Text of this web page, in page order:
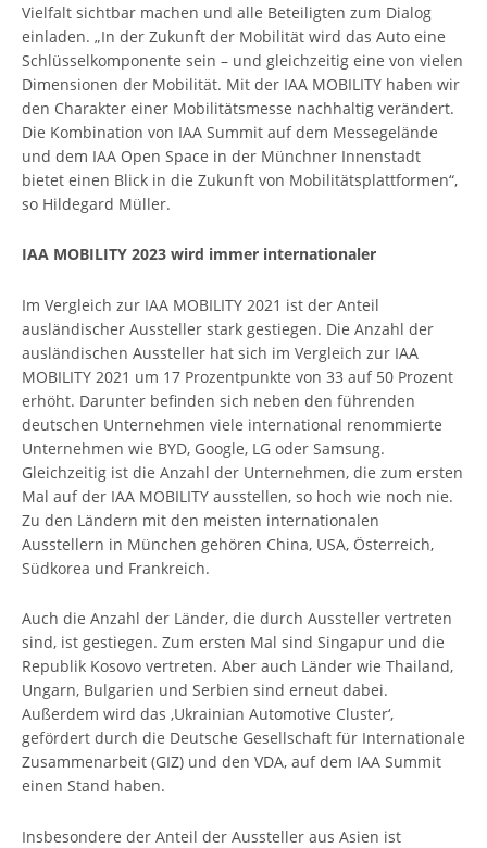
Vielfalt sichtbar machen und alle Beteiligten zum Dialog
einladen. „In der Zukunft der Mobilität wird das Auto eine
Schlüsselkomponente sein – und gleichzeitig eine von vielen
Dimensionen der Mobilität. Mit der IAA MOBILITY haben wir
den Charakter einer Mobilitätsmesse nachhaltig verändert.
Die Kombination von IAA Summit auf dem Messegelände
und dem IAA Open Space in der Münchner Innenstadt
bietet einen Blick in die Zukunft von Mobilitätsplattformen“,
so Hildegard Müller.
IAA MOBILITY 2023 wird immer internationaler
Im Vergleich zur IAA MOBILITY 2021 ist der Anteil
ausländischer Aussteller stark gestiegen. Die Anzahl der
ausländischen Aussteller hat sich im Vergleich zur IAA
MOBILITY 2021 um 17 Prozentpunkte von 33 auf 50 Prozent
erhöht. Darunter befinden sich neben den führenden
deutschen Unternehmen viele international renommierte
Unternehmen wie BYD, Google, LG oder Samsung.
Gleichzeitig ist die Anzahl der Unternehmen, die zum ersten
Mal auf der IAA MOBILITY ausstellen, so hoch wie noch nie.
Zu den Ländern mit den meisten internationalen
Ausstellern in München gehören China, USA, Österreich,
Südkorea und Frankreich.
Auch die Anzahl der Länder, die durch Aussteller vertreten
sind, ist gestiegen. Zum ersten Mal sind Singapur und die
Republik Kosovo vertreten. Aber auch Länder wie Thailand,
Ungarn, Bulgarien und Serbien sind erneut dabei.
Außerdem wird das ‚Ukrainian Automotive Cluster‘,
gefördert durch die Deutsche Gesellschaft für Internationale
Zusammenarbeit (GIZ) und den VDA, auf dem IAA Summit
einen Stand haben.
Insbesondere der Anteil der Aussteller aus Asien ist